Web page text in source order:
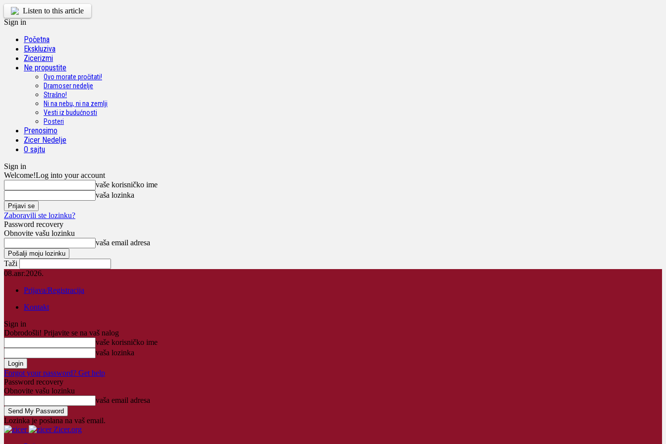
Listen to this article
Sign in
Početna
Ekskluziva
Zicerizmi
Ne propustite
Ovo morate pročitati!
Dramoser nedelje
Strašno!
Ni na nebu, ni na zemlji
Vesti iz budućnosti
Posteri
Prenosimo
Zicer Nedelje
O sajtu
Sign in
Welcome!Log into your account
vaše korisničko ime
vaša lozinka
Zaboravili ste lozinku?
Password recovery
Obnovite vašu lozinku
vaša email adresa
Taži
08.авг.2026.
Prijava/Registracija
Kontakt
Sign in
Dobrodošli! Prijavite se na vaš nalog
vaše korisničko ime
vaša lozinka
Forgot your password? Get help
Password recovery
Obnovite vašu lozinku
vaša email adresa
Lozinka je poslana na vaš email.
Zicer.org